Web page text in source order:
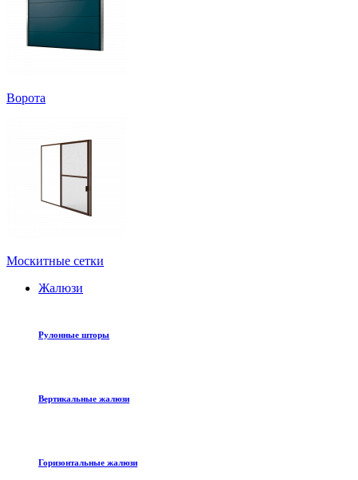
Ворота
Москитные сетки
Жалюзи
Рулонные шторы
Вертикальные жалюзи
Горизонтальные жалюзи